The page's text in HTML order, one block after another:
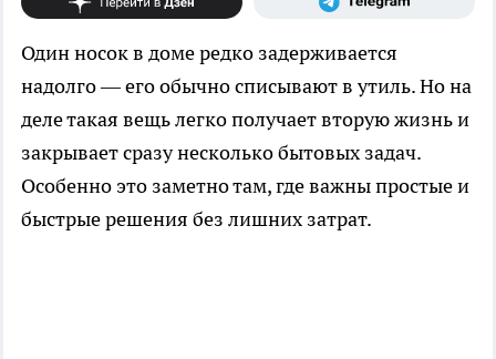
Один носок в доме редко задерживается
надолго — его обычно списывают в утиль. Но на
деле такая вещь легко получает вторую жизнь и
закрывает сразу несколько бытовых задач.
Особенно это заметно там, где важны простые и
быстрые решения без лишних затрат.